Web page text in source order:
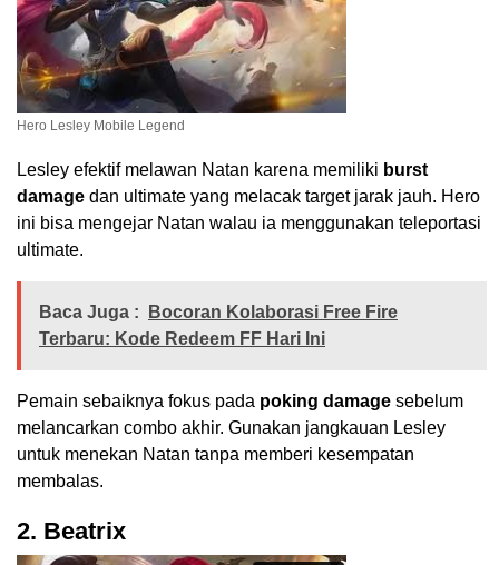
Hero Lesley Mobile Legend
Lesley efektif melawan Natan karena memiliki burst
damage dan ultimate yang melacak target jarak jauh. Hero
ini bisa mengejar Natan walau ia menggunakan teleportasi
ultimate.
Baca Juga :
Bocoran Kolaborasi Free Fire
Terbaru: Kode Redeem FF Hari Ini
Pemain sebaiknya fokus pada poking damage sebelum
melancarkan combo akhir. Gunakan jangkauan Lesley
untuk menekan Natan tanpa memberi kesempatan
membalas.
2. Beatrix